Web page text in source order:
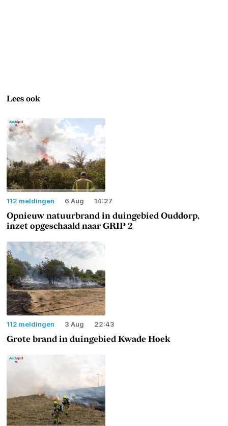
Lees ook
112 meldingen 6 Aug 14:27
Opnieuw natuurbrand in duingebied Ouddorp,
inzet opgeschaald naar GRIP 2
112 meldingen 3 Aug 22:43
Grote brand in duingebied Kwade Hoek